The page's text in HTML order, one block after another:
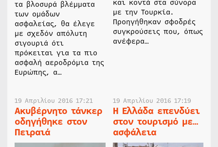
τα βλοσυρά βλέμματα
των ομάδων
ασφαλείας, θα έλεγε
με σχεδόν απόλυτη
σιγουριά ότι
πρόκειται για τα πιο
ασφαλή αεροδρόμια της
Ευρώπης, α…
και κοντά στα σύνορα
με την Τουρκία.
Προηγήθηκαν σφοδρές
συγκρούσεις που, όπως
ανέφερα…
19 Απριλίου 2016 17:21
Ακυβέρνητο τάνκερ
οδηγήθηκε στον
Πειραιά
19 Απριλίου 2016 17:19
Η Ελλάδα επενδύει
στον τουρισμό με…
ασφάλεια